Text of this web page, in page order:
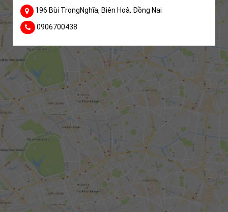
196 Bùi TrọngNghĩa, Biên Hoà, Đồng Nai
0906700438